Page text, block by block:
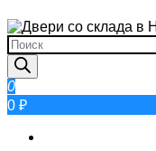
Поиск
товаров
0
0 ₽